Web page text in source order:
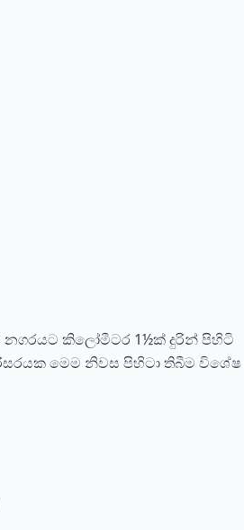
නගරයට කිලෝමීටර 1½ක් දුරින් පිහිටි
මෙම නිවස පිහිටා තිබීම විශේෂ